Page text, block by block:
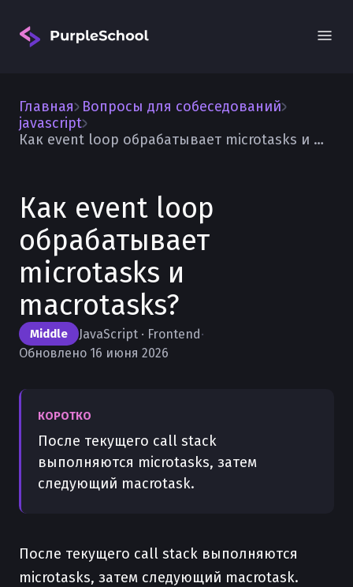
Главная
Вопросы для собеседований
javascript
Как event loop обрабатывает microtasks и macrotasks?
Как event loop
обрабатывает
microtasks и
macrotasks?
Middle JavaScript · Frontend·
Обновлено 16 июня 2026
КОРОТКО
После текущего call stack
выполняются microtasks, затем
следующий macrotask.
После текущего call stack выполняются
microtasks, затем следующий macrotask.